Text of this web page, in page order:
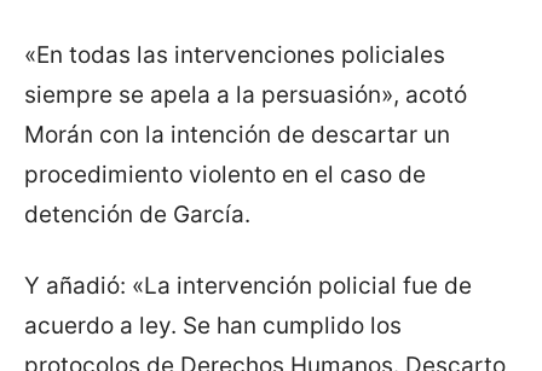
«En todas las intervenciones policiales
siempre se apela a la persuasión», acotó
Morán con la intención de descartar un
procedimiento violento en el caso de
detención de García.
Y añadió: «La intervención policial fue de
acuerdo a ley. Se han cumplido los